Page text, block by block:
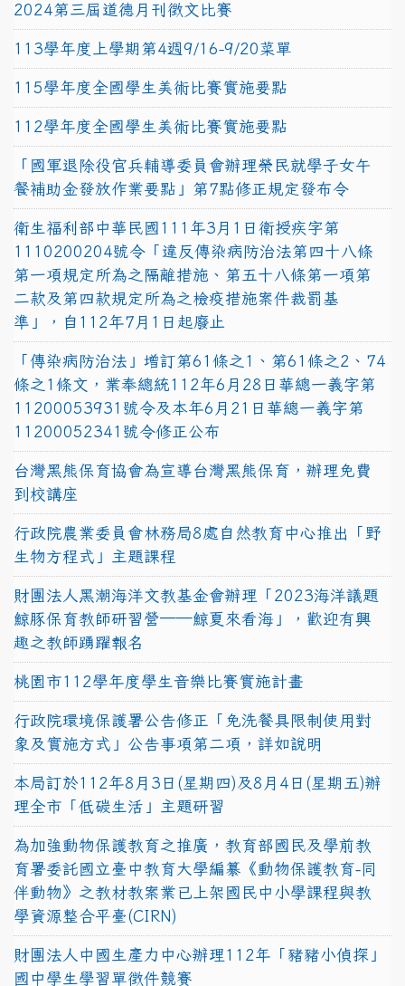
2024第三屆道德月刊徵文比賽
113學年度上學期第4週9/16-9/20菜單
115學年度全國學生美術比賽實施要點
112學年度全國學生美術比賽實施要點
「國軍退除役官兵輔導委員會辦理榮民就學子女午
餐補助金發放作業要點」第7點修正規定發布令
衛生福利部中華民國111年3月1日衛授疾字第
1110200204號令「違反傳染病防治法第四十八條
第一項規定所為之隔離措施、第五十八條第一項第
二款及第四款規定所為之檢疫措施案件裁罰基
準」，自112年7月1日起廢止
「傳染病防治法」增訂第61條之1、第61條之2、74
條之1條文，業奉總統112年6月28日華總一義字第
11200053931號令及本年6月21日華總一義字第
11200052341號令修正公布
台灣黑熊保育協會為宣導台灣黑熊保育，辦理免費
到校講座
行政院農業委員會林務局8處自然教育中心推出「野
生物方程式」主題課程
財團法人黑潮海洋文教基金會辦理「2023海洋議題
鯨豚保育教師研習營──鯨夏來看海」，歡迎有興
趣之教師踴躍報名
桃園市112學年度學生音樂比賽實施計畫
行政院環境保護署公告修正「免洗餐具限制使用對
象及實施方式」公告事項第二項，詳如說明
本局訂於112年8月3日(星期四)及8月4日(星期五)辦
理全市「低碳生活」主題研習
為加強動物保護教育之推廣，教育部國民及學前教
育署委託國立臺中教育大學編纂《動物保護教育-同
伴動物》之教材教案業已上架國民中小學課程與教
學資源整合平臺(CIRN)
財團法人中國生產力中心辦理112年「豬豬小偵探」
國中學生學習單徵件競賽